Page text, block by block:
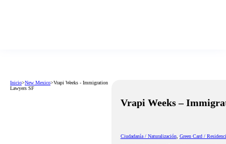
Inicio>New Mexico>Vrapi Weeks - Immigration
Lawyers SF
Vrapi Weeks –
Ciudadanía / Naturalización, Green Card /